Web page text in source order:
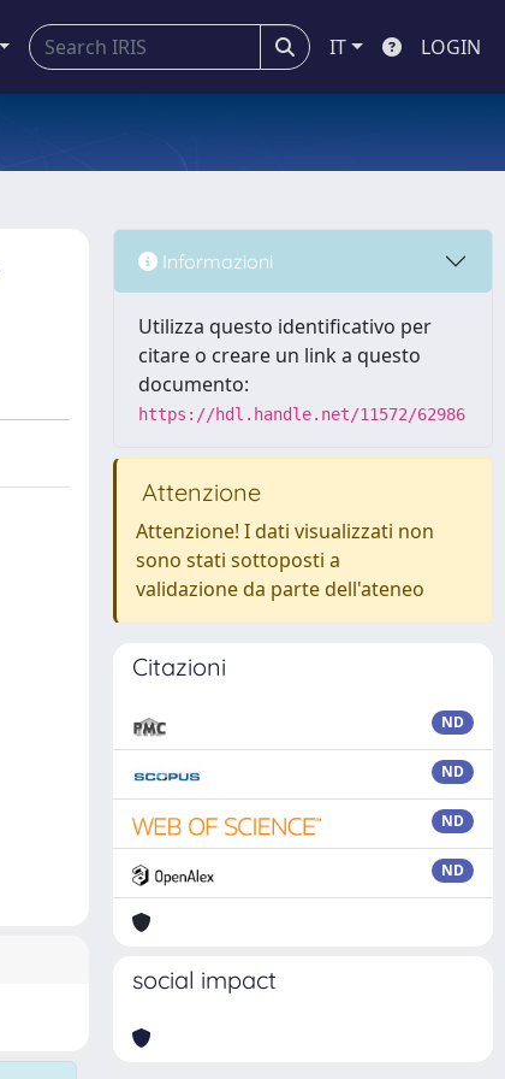
IT LOGIN
Informazioni
Utilizza questo identificativo per
citare o creare un link a questo
documento:
https://hdl.handle.net/11572/62986
Attenzione
Attenzione! I dati visualizzati non
sono stati sottoposti a
validazione da parte dell'ateneo
Citazioni
ND
ND
ND
ND
social impact